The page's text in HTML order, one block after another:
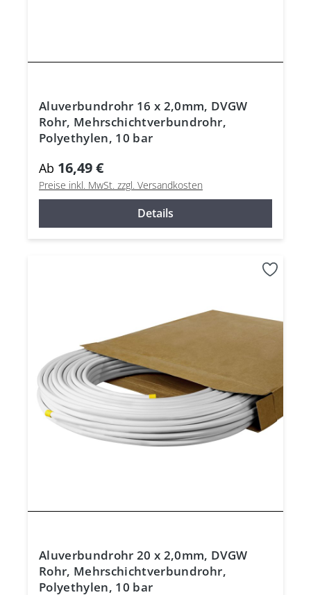
Aluverbundrohr 16 x 2,0mm, DVGW
Rohr, Mehrschichtverbundrohr,
Polyethylen, 10 bar
Ab 16,49 €
Preise inkl. MwSt. zzgl. Versandkosten
Details
Aluverbundrohr 20 x 2,0mm, DVGW
Rohr, Mehrschichtverbundrohr,
Polyethylen, 10 bar